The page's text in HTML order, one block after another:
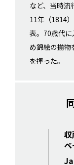
など、当時流
11年（1814
表。70歳代
め錦絵の揃物
を揮った。
ベ